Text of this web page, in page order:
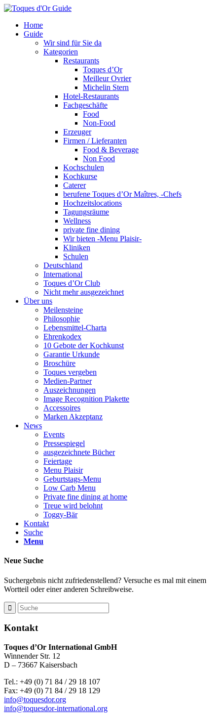
Home
Guide
Wir sind für Sie da
Kategorien
Restaurants
Toques d’Or
Meilleur Ovrier
Michelin Stern
Hotel-Restaurants
Fachgeschäfte
Food
Non-Food
Erzeuger
Firmen / Lieferanten
Food & Beverage
Non Food
Kochschulen
Kochkurse
Caterer
berufene Toques d’Or Maîtres, -Chefs
Hochzeitslocations
Tagungsräume
Wellness
private fine dining
Wir bieten -Menu Plaisir-
Kliniken
Schulen
Deutschland
International
Toques d’Or Club
Nicht mehr ausgezeichnet
Über uns
Meilensteine
Philosophie
Lebensmittel-Charta
Ehrenkodex
10 Gebote der Kochkunst
Garantie Urkunde
Broschüre
Toques vergeben
Medien-Partner
Auszeichnungen
Image Recognition Plakette
Accessoires
Marken Akzeptanz
News
Events
Pressespiegel
ausgezeichnete Bücher
Feiertage
Menu Plaisir
Geburtstags-Menu
Low Carb Menu
Private fine dining at home
Treue wird belohnt
Toggy-Bär
Kontakt
Suche
Menu
Neue Suche
Suchergebnis nicht zufriedenstellend? Versuche es mal mit einem
Wortteil oder einer anderen Schreibweise.
Kontakt
Toques d’Or International GmbH
Winnender Str. 12
D – 73667 Kaisersbach
Tel.: +49 (0) 71 84 / 29 18 107
Fax: +49 (0) 71 84 / 29 18 129
info@toquesdor.org
info@toquesdor-international.org